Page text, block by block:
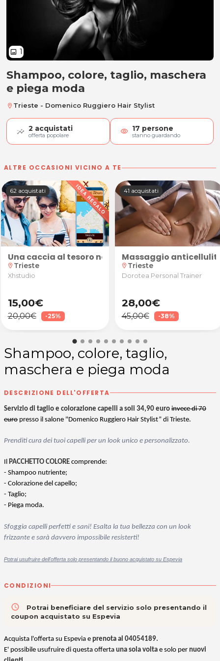
image 1
Shampoo, colore, taglio,
Shampoo, colore, taglio, maschera
e piega moda
location_on Trieste - Domenico Ruggiero Hair Stylist
2 acquistati
offerta popolare visibility 17 persone
stanno guardando
ALTRE OCCASIONI VICINO A TE
presenza da Elena Ferruzzi a Trieste
smalto semipermanente oppure pedicure
62 acquistati
Una caccia al tesoro nella suggestiva atmosfera
location_on Trieste
Xhstudio
15,00€
20,00€ -25%
41 acquistati
Massaggio
location_on Trieste
Dorotea Personal Trainer
28,00€
45,00€ -38%
Shampoo, colore, taglio,
maschera e piega moda
DESCRIZIONE DELL'OFFERTA
Servizio di taglio e colorazione capelli a soli 34,90 euro invece di 70
euro presso il salone "Domenico Ruggiero Hair Stylist” di Trieste.
Prenditi cura dei tuoi capelli per un look unico e personalizzato.
PACCHETTO COLORE comprende:
- Shampoo nutriente;
- Colorazione del capello;
- Taglio;
- Piega moda.
Sfoggia capelli perfetti e sani! Esalta la tua bellezza con un look
frizzante e sarà davvero impossibile resisterti!
Potrai usufruire dell'offerta solo presentando il buono acquistato su Espevia
CONDIZIONI
access_time
Potrai beneficiare del servizio solo presentando il
coupon acquistato su Espevia
Acquista l'offerta su Espevia e prenota al 04054189.
E' possibile usufruire di questa offerta una sola volta e solo per nuovi